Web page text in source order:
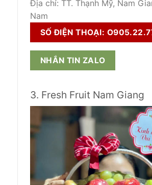
Địa chỉ: TT. Thạnh Mỹ, Nam
Nam
SỐ ĐIỆN THOẠI:
NHẮN TIN ZALO
3. Fresh Fruit Nam Giang